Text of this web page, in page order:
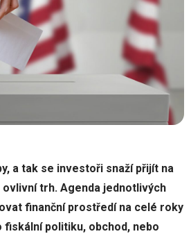
a tak se investoři snaží přijít na
trh. Agenda jednotlivých
finanční prostředí na celé roky
fiskální politiku, obchod, nebo